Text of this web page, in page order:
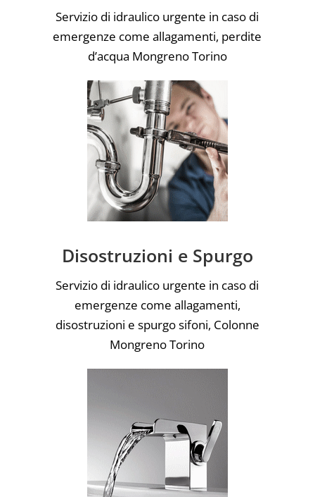
Servizio di idraulico urgente in caso di
emergenze come allagamenti, perdite
d’acqua Mongreno Torino
Disostruzioni e Spurgo
Servizio di idraulico urgente in caso di
emergenze come allagamenti,
disostruzioni e spurgo sifoni, Colonne
Mongreno Torino